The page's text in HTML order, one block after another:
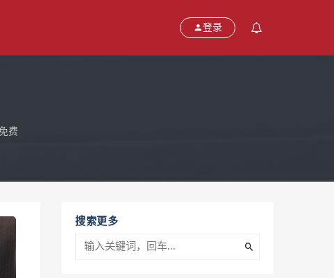
登录
费
搜索更多